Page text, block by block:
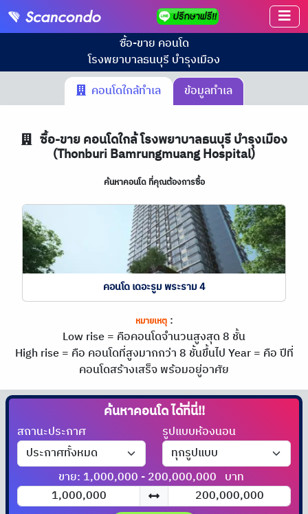
ซื้อ-ขาย คอนโด
โรงพยาบาลธนบุรี บำรุงเมือง
คอนโดใกล้ทำเล
ข้อมูลทำเล
ซื้อ-ขาย คอนโดใกล้ โรงพยาบาลธนบุรี บำรุงเมือง
(Thonburi Bamrungmuang Hospital)
ค้นหาคอนโด ที่คุณต้องการซื้อ
คอนโด เดอะรูม พระราม 4
หมายเหตุ:
Low rise = คือคอนโดจำนวนสูงสุด 8 ชั้น
High rise = คือ คอนโดที่สูงมากกว่า 8 ชั้นขึ้นไปYear = คือ ปีที่
คอนโดสร้างเสร็จ พร้อมอยู่อาศัย
ค้นหาคอนโดได้ที่นี่!!
สถานะประกาศ รูปแบบห้องนอน
ขาย: 1,000,000 - 200,000,000 บาท